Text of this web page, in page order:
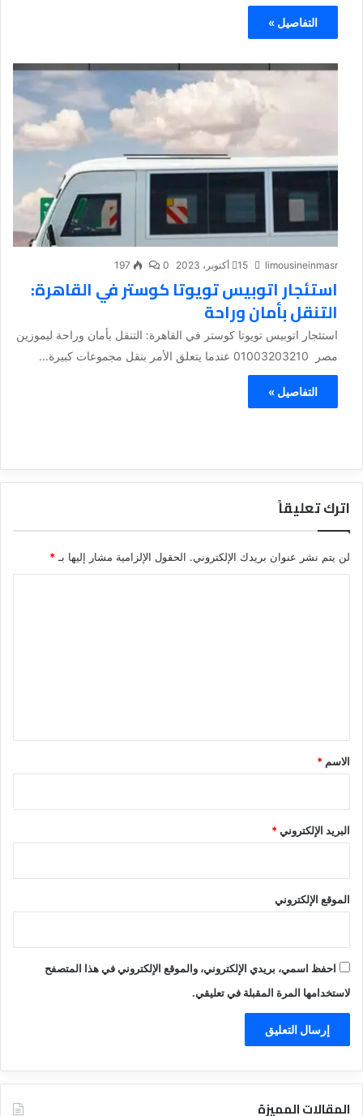
التفاصيل »
limousineinmasr 15 أكتوبر، 2023 0
197
استئجار اتوبيس تويوتا كوستر في القاهرة:
التنقل بأمان وراحة
استئجار اتوبيس تويوتا كوستر في القاهرة: التنقل بأمان وراحة ليموزين
مصر 01003203210 عندما يتعلق الأمر بنقل مجموعات كبيرة...
التفاصيل »
اترك تعليقاً
لن يتم نشر عنوان بريدك الإلكتروني. الحقول الإلزامية مشار إليها بـ *
*
الاسم *
البريد الإلكتروني*
الموقع الإلكتروني
احفظ اسمي، بريدي الإلكتروني، والموقع الإلكتروني في هذا المتصفح
لاستخدامها المرة المقبلة في تعليقي.
المقالات المميزة